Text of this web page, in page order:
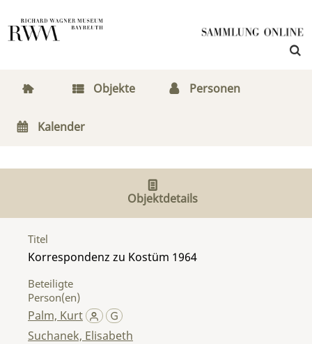
Objekte Personen
Kalender
Objektdetails
Titel
Korrespondenz zu Kostüm 1964
Beteiligte
Person(en)
Palm, Kurt
Suchanek, Elisabeth